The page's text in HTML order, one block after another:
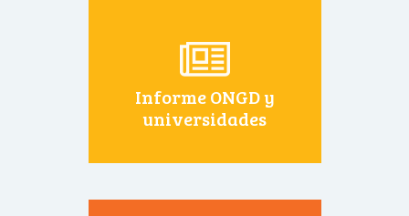
Informe ONGD y
universidades